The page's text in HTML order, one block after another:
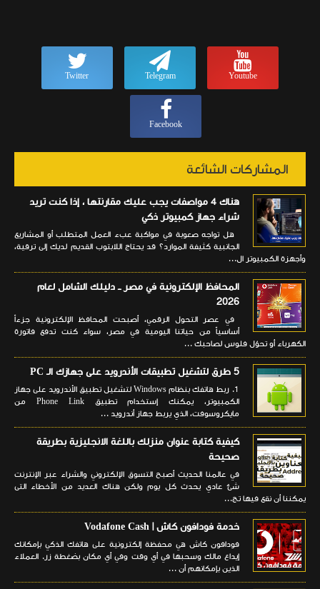
Youtube
Telegram
Twitter
Facebook
المشاركات الشائعة
هناك 4 مواصفات يجب عليك مقارنتها ، إذا كنت تريد
شراء جهاز كمبيوتر ذكي
هل تواجه صعوبة في مواكبة عبء العمل المتطلب أو المشاريع
الجانبية كثيفة الموارد؟ قد يحتاج اللابتوب القديم لديك إلى ترقية،
وأجهزة الكمبيوتر ال...
المحافظ الإلكترونية في مصر ــ دليلك الشامل لعام
2026
في عصر التحول الرقمي، أصبحت المحافظ الإلكترونية جزءاً
أساسياً من حياتنا اليومية في مصر، سواء كنت تدفع فاتورة
الكهرباء أو تحوّل فلوس لصاحبك ...
5 طرق لتشغيل تطبيقات الأندرويد على جهازك الـ PC
1. ربط هاتفك بنظام Windows لتشغيل تطبيق الأندرويد على جهاز
الكمبيوتر، يمكنك إستخدام تطبيق Phone Link من
مايكروسوفت، الذي يربط جهاز أندرويد ...
كيفية كتابة عنوان منزلك باللغة الانجليزية بطريقة
صحيحة
في عالمنا الحديث أصبح التسوق الإلكتروني والشراء عبر الإنترنت
شئ عادي يحدث كل يوم ولكن هناك العديد من الأخطاء التى
يمكننا أن نقع فيها تج...
خدمة فودافون كاش | Vodafone Cash
فودافون كاش هي محفظة إلكترونية على هاتفك الذكي بإمكانك
إيداع مالك وسحبها في أي وقت وفي أي مكان بضغطة زر. العملاء
الذين بإمكانهم أن ...